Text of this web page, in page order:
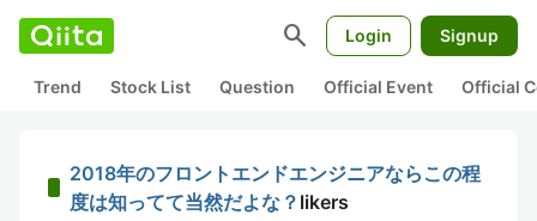
search Login Signup
Trend Stock List Question Official Event Official
2018年のフロントエンドエンジニアならこの程
度は知ってて当然だよな？ likers